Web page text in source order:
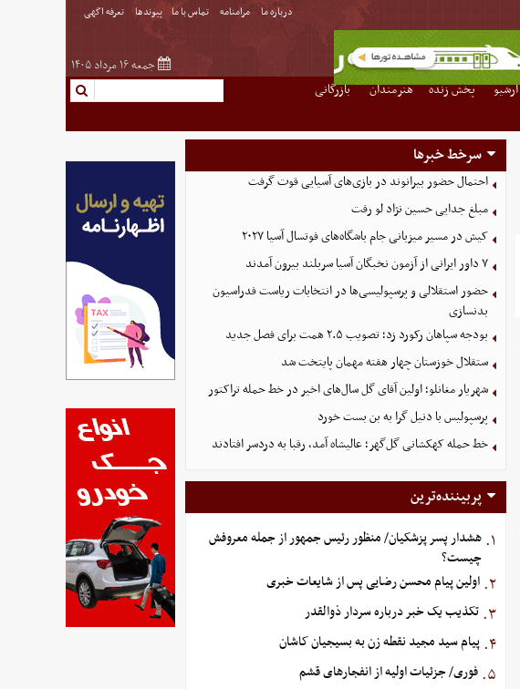
درباره ما مرامنامه تماس با ما پیوندها تعرفه اگهی
جمعه ۱۶ مرداد ۱۴۰۵
آرشیو پخش زنده هنرمندان
بازرگانی
سرخط خبرها
احتمال حضور بیرانوند در بازی‌های آسیایی قوت گرفت
مبلغ جدایی حسین نژاد لو رفت
کیش در مسیر میزبانی جام باشگاه‌های فوتسال آسیا ۲۰۲۷
۷ داور ایرانی از آزمون نخبگان آسیا سربلند بیرون آمدند
حضور استقلالی و پرسپولیسی‌ها در انتخابات ریاست فدراسیون
بدنسازی
بودجه سپاهان رکورد زد؛ تصویب ۲.۵ همت برای فصل جدید
ستقلال خوزستان چهار هفته مهمان پایتخت شد
شهریار مغانلو؛ اولین آقای گل سال‌های اخیر در خط حمله تراکتور
پرسپولیس با دنیل گرا به بن بست خورد
خط حمله کهکشانی گل‌گهر؛ عالیشاه آمد، رقبا به دردسر افتادند
پربیننده‌ترین
۱. هشدار پسر پزشکیان/ منظور رئیس جمهور از جمله معروفش
چیست؟
۲. اولین پیام محسن رضایی پس از شایعات خبری
۳. تکذیب یک خبر درباره سردار ذوالقدر
۴. پیام سید مجید نقطه زن به بسیجیان کاشان
۵. فوری/ جزئیات اولیه از انفجارهای قشم